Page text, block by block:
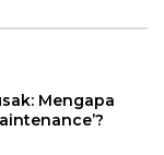
Mengapa